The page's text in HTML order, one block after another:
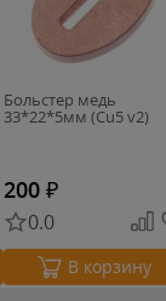
Больстер медь
33*22*5мм (Cu5 v2)
200 ₽
0.0
В корзину